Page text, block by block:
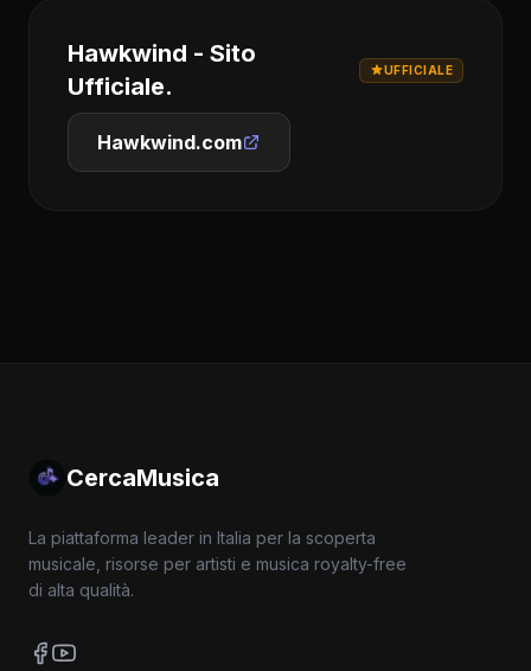
Hawkwind - Sito
Ufficiale.
UFFICIALE
Hawkwind.com
CercaMusica
La piattaforma leader in Italia per la scoperta
musicale, risorse per artisti e musica royalty-free
di alta qualità.